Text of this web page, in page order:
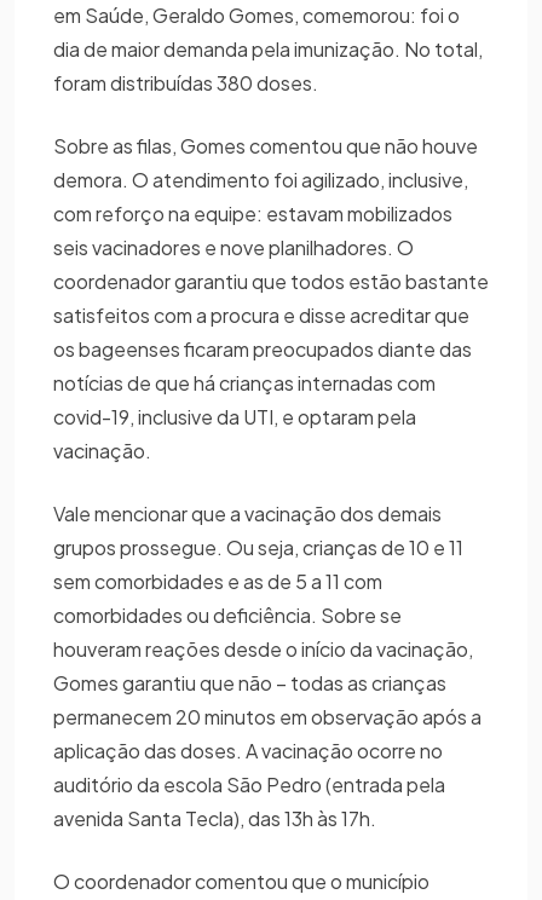
em Saúde, Geraldo Gomes, comemorou: foi o
dia de maior demanda pela imunização. No total,
foram distribuídas 380 doses.
Sobre as filas, Gomes comentou que não houve
demora. O atendimento foi agilizado, inclusive,
com reforço na equipe: estavam mobilizados
seis vacinadores e nove planilhadores. O
coordenador garantiu que todos estão bastante
satisfeitos com a procura e disse acreditar que
os bageenses ficaram preocupados diante das
notícias de que há crianças internadas com
covid-19, inclusive da UTI, e optaram pela
vacinação.
Vale mencionar que a vacinação dos demais
grupos prossegue. Ou seja, crianças de 10 e 11
sem comorbidades e as de 5 a 11 com
comorbidades ou deficiência. Sobre se
houveram reações desde o início da vacinação,
Gomes garantiu que não – todas as crianças
permanecem 20 minutos em observação após a
aplicação das doses. A vacinação ocorre no
auditório da escola São Pedro (entrada pela
avenida Santa Tecla), das 13h às 17h.
O coordenador comentou que o município